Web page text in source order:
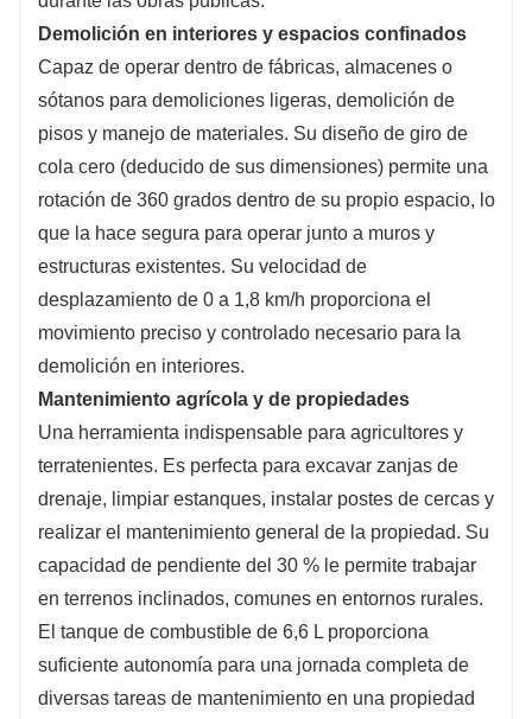
Demolición en interiores y espacios confinados
Capaz de operar dentro de fábricas, almacenes o
sótanos para demoliciones ligeras, demolición de
pisos y manejo de materiales. Su diseño de giro de
cola cero (deducido de sus dimensiones) permite una
rotación de 360 ​​grados dentro de su propio espacio, lo
que la hace segura para operar junto a muros y
estructuras existentes. Su velocidad de
desplazamiento de 0 a 1,8 km/h proporciona el
movimiento preciso y controlado necesario para la
demolición en interiores.
Mantenimiento agrícola y de propiedades
Una herramienta indispensable para agricultores y
terratenientes. Es perfecta para excavar zanjas de
drenaje, limpiar estanques, instalar postes de cercas y
realizar el mantenimiento general de la propiedad. Su
capacidad de pendiente del 30 % le permite trabajar
en terrenos inclinados, comunes en entornos rurales.
El tanque de combustible de 6,6 L proporciona
suficiente autonomía para una jornada completa de
diversas tareas de mantenimiento en una propiedad